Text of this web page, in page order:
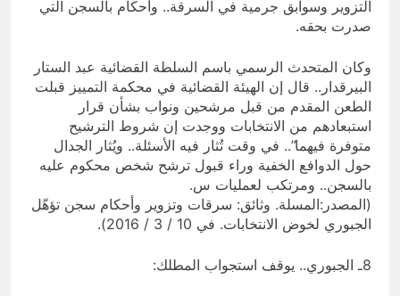
التزوير وسوابق جرمية في السرقة.. وأحكام بالسجن التي
صدرت بحقه.
وكان المتحدث الرسمي باسم السلطة القضائية عبد الستار
البيرقدار.. قال إن الهيئة القضائية في محكمة التمييز قبلت
الطعن المقدم من قبل مرشحين ونواب بشأن قرار
استبعادهم من الانتخابات ووجدت إن شروط الترشيح
متوفرة فيهما”.. في وقت تُثار فيه الأسئلة.. ويُثار الجدال
حول الدوافع الخفية وراء قبول ترشح شخص محكوم عليه
بالسجن.. ومرتكب لعمليات س.
(المصدر:المسلة. وثائق: سرقات وتزوير وأحكام سجن تؤهّل
الجبوري لخوض الانتخابات. في 10 / 3 / 2016).
8ـ الجبوري.. يوقف استجواب المطلك: